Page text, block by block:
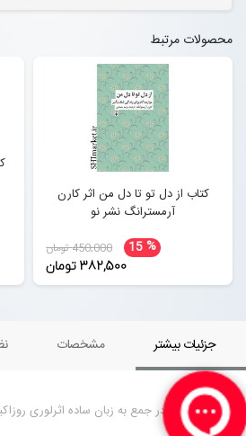
محصولات مرتبط
کتاب از دل تو تا دل من اثر کارن
آرمسترانگ نشر نو
15% 450,000 تومان
382,500 تومان
جزئیات بیشتر مشخصات
کتاب صحبت در جمع به زبان ساده اثرلوری